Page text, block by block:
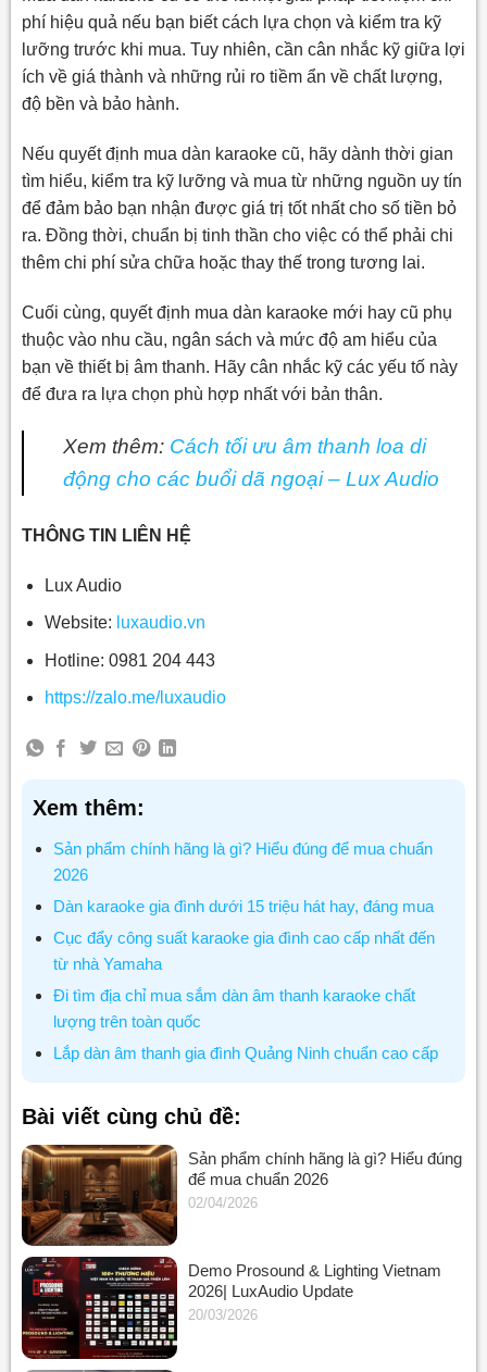
phí hiệu quả nếu bạn biết cách lựa chọn và kiểm tra kỹ
lưỡng trước khi mua. Tuy nhiên, cần cân nhắc kỹ giữa lợi
ích về giá thành và những rủi ro tiềm ẩn về chất lượng,
độ bền và bảo hành.
Nếu quyết định mua dàn karaoke cũ, hãy dành thời gian
tìm hiểu, kiểm tra kỹ lưỡng và mua từ những nguồn uy tín
để đảm bảo bạn nhận được giá trị tốt nhất cho số tiền bỏ
ra. Đồng thời, chuẩn bị tinh thần cho việc có thể phải chi
thêm chi phí sửa chữa hoặc thay thế trong tương lai.
Cuối cùng, quyết định mua dàn karaoke mới hay cũ phụ
thuộc vào nhu cầu, ngân sách và mức độ am hiểu của
bạn về thiết bị âm thanh. Hãy cân nhắc kỹ các yếu tố này
để đưa ra lựa chọn phù hợp nhất với bản thân.
Xem thêm: Cách tối ưu âm thanh loa di
động cho các buổi dã ngoại – Lux Audio
THÔNG TIN LIÊN HỆ
Lux Audio
Website: luxaudio.vn
Hotline: 0981 204 443
https://zalo.me/luxaudio
Xem thêm:
Sản phẩm chính hãng là gì? Hiểu đúng để mua chuẩn
2026
Dàn karaoke gia đình dưới 15 triệu hát hay, đáng mua
Cục đẩy công suất karaoke gia đình cao cấp nhất đến
từ nhà Yamaha
Đi tìm địa chỉ mua sắm dàn âm thanh karaoke chất
lượng trên toàn quốc
Lắp dàn âm thanh gia đình Quảng Ninh chuẩn cao cấp
Bài viết cùng chủ đề:
Sản phẩm chính hãng là gì? Hiểu đúng
để mua chuẩn 2026
02/04/2026
Demo Prosound & Lighting Vietnam
2026| LuxAudio Update
20/03/2026